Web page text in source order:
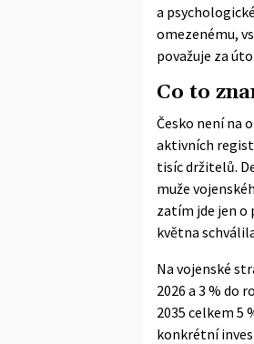
a
omezenému,
považuje za
Co to
Česko není na
aktivních
tisíc držitelů.
muže
zatím jde jen o
května
Na vojenské
2026 a 3 % do
2035 celkem 5
konkrétní